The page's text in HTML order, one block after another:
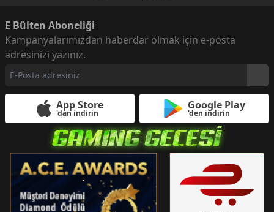
E Bülten Aboneliği
Kampanyalarımızdan haberdar olmak için e-posta
adresinizi yazınız.
App Store
'dan indirin
Google Play
'den indirin